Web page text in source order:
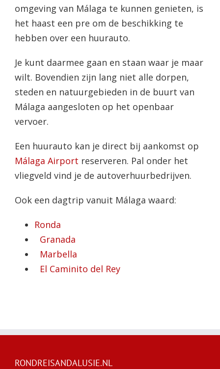
omgeving van Málaga te kunnen genieten, is
het haast een pre om de beschikking te
hebben over een huurauto.
Je kunt daarmee gaan en staan waar je maar
wilt. Bovendien zijn lang niet alle dorpen,
steden en natuurgebieden in de buurt van
Málaga aangesloten op het openbaar
vervoer.
Een huurauto kan je direct bij aankomst op
Málaga Airport reserveren. Pal onder het
vliegveld vind je de autoverhuurbedrijven.
Ook een dagtrip vanuit Málaga waard:
Ronda
Granada
Marbella
El Caminito del Rey
RONDREISANDALUSIE.NL